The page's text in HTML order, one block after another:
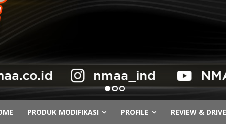
PRODUK MODIFIKASI PROFILE REVIEW & DRIVE